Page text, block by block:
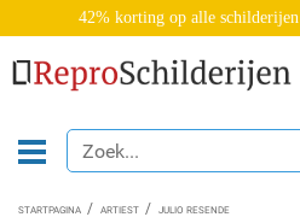
42% korting op alle schilderijen
STARTPAGINA ARTIEST JULIO RESENDE